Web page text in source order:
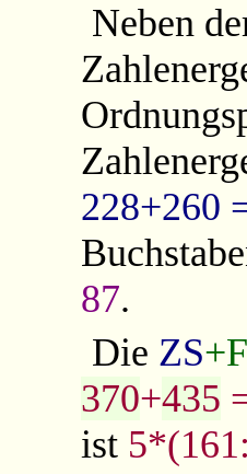
Neben
228+260
87.
Die ZS
370+435
ist